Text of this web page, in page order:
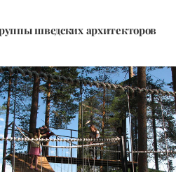
шведских архитекторов